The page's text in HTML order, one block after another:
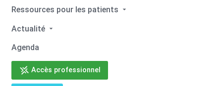
Ressources pour les patients
Actualité
Agenda
Accès professionnel
Tous les professionnels de santé
Retour